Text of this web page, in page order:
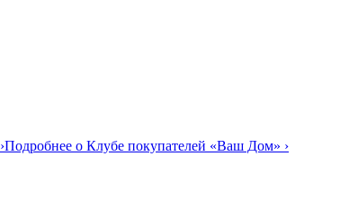
›Подробнее о Клубе покупателей «Ваш Дом» ›